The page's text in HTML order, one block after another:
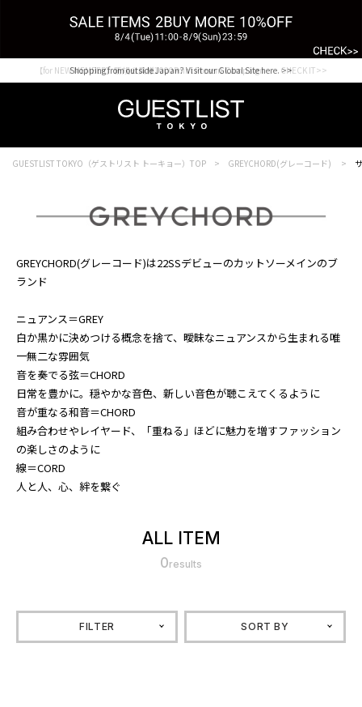
Shopping from outside Japan? Visit our Global Site here. >>
【for NEW MEMBER】新規会員様1000Point Present Campaign CHECK IT>>
GUESTLIST TOKYO（ゲストリスト トーキョー）TOP GREYCHORD(グレーコード)
GREYCHORD(グレーコード)は22SSデビューのカットソーメインのブ
ランド
ニュアンス＝GREY
白か黒かに決めつける概念を捨て、曖昧なニュアンスから生まれる唯
一無二な雰囲気
音を奏でる弦＝CHORD
日常を豊かに。穏やかな音色、新しい音色が聴こえてくるように
音が重なる和音＝CHORD
組み合わせやレイヤード、「重ねる」ほどに魅力を増すファッション
の楽しさのように
線＝CORD
人と人、心、絆を繋ぐ
ALL ITEM
0results
FILTER SORT BY